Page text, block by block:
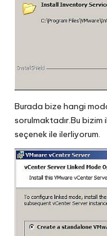
Burada bize hangi
sorulmaktadır.Bu
seçenek ile ilerliyorum.